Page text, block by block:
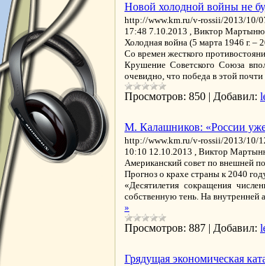
Новой холодной войны не
http://www.km.ru/v-rossii/2013/10/
17:48 7.10.2013 , Виктор
Холодная война (5 марта 1946 г. –
Со времен жесткого
Крушение Советского Союза
очевидно, что победа в этой
Просмотров: 850 | Добавил:
М. Калашников: «России уже
http://www.km.ru/v-rossii/2013/10/
10:10 12.10.2013 , Виктор
Американский совет по внешней
Прогноз о крахе страны к 2040
«Десятилетия сокращения
собственную тень. На внутренней
»
Просмотров: 887 | Добавил:
Грядущая экономическая